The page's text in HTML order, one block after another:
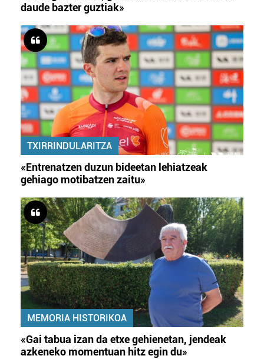
daude bazter guztiak»
TXIRRINDULARITZA
«Entrenatzen duzun bideetan lehiatzeak
gehiago motibatzen zaitu»
MEMORIA HISTORIKOA
«Gai tabua izan da etxe gehienetan, jendeak
azkeneko momentuan hitz egin du»